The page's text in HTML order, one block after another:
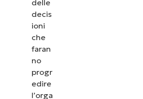
delle
decis
ioni
che
faran
no
progr
edire
l’orga